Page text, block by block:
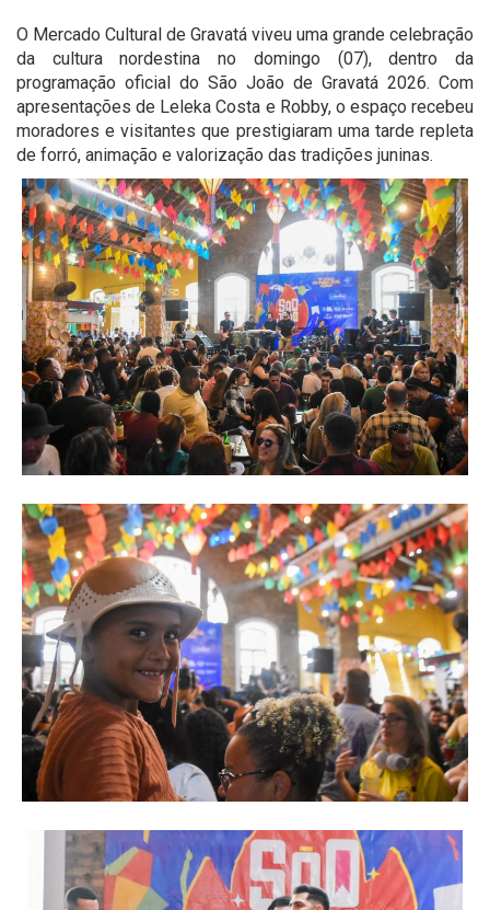
O Mercado Cultural de Gravatá viveu uma grande celebração
da cultura nordestina no domingo (07), dentro da
programação oficial do São João de Gravatá 2026. Com
apresentações de Leleka Costa e Robby, o espaço recebeu
moradores e visitantes que prestigiaram uma tarde repleta
de forró, animação e valorização das tradições juninas.